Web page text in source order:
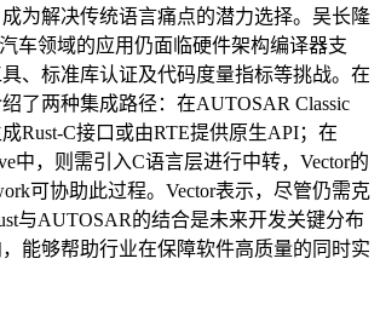
为解决传统语言痛点的潜力选择。吴长隆
车领域的应用仍面临硬件架构编译器支
、标准库认证及代码度量指标等挑战。在
了两种集成路径：在AUTOSAR Classic
Rust-C接口或由RTE提供原生API；在
中，则需引入C语言层进行中转，Vector的
可协助此过程。Vector表示，尽管仍需克
与AUTOSAR的结合是未来开发关键分布
能够帮助行业在保障软件高质量的同时实